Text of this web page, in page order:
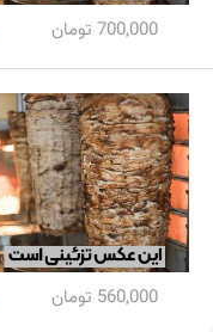
700,000 تومان
560,000 تومان